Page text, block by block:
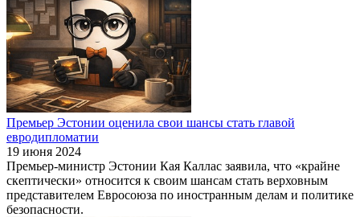
Премьер Эстонии оценила свои шансы стать главой
евродипломатии
19 июня 2024
Премьер-министр Эстонии Кая Каллас заявила, что «крайне
скептически» относится к своим шансам стать верховным
представителем Евросоюза по иностранным делам и политике
безопасности.